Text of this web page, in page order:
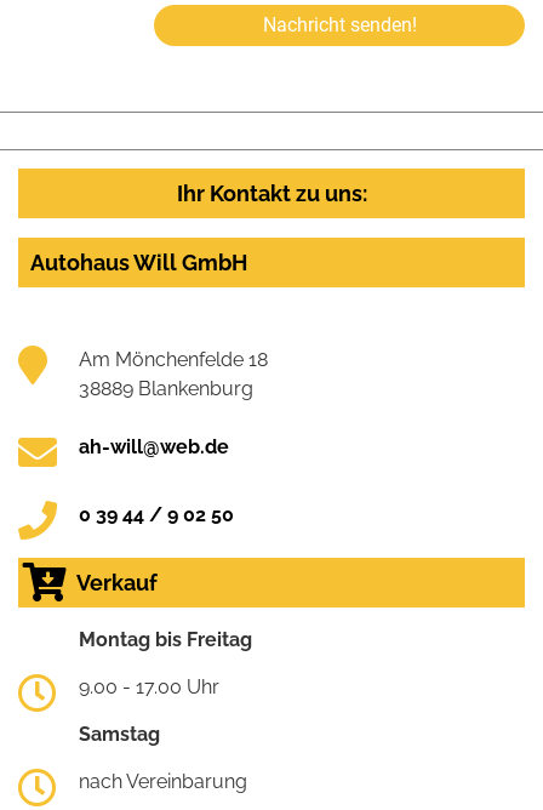
Nachricht senden!
Ihr Kontakt zu uns:
Autohaus Will GmbH
Am Mönchenfelde 18
38889 Blankenburg
ah-will@web.de
0 39 44 / 9 02 50
Verkauf
Montag bis Freitag
9.00 - 17.00 Uhr
Samstag
nach Vereinbarung